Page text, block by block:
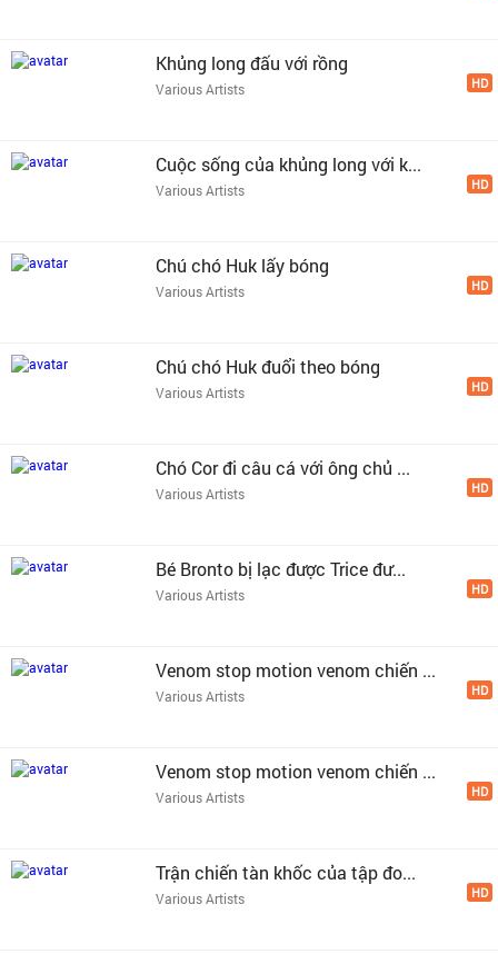
Khủng long đấu với rồng
Various Artists HD
Cuộc sống của khủng long với k...
Various Artists HD
Chú chó Huk lấy bóng
Various Artists HD
Chú chó Huk đuổi theo bóng
Various Artists HD
Chó Cor đi câu cá với ông chủ ...
Various Artists HD
Bé Bronto bị lạc được Trice đư...
Various Artists HD
Venom stop motion venom chiến ...
Various Artists HD
Venom stop motion venom chiến ...
Various Artists HD
Trận chiến tàn khốc của tập đo...
Various Artists HD